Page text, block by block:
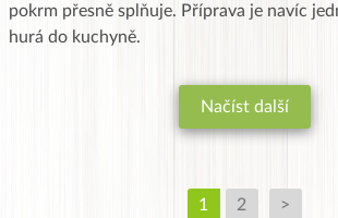
pokrm přesně splňuje. Příprava je navíc
hurá do kuchyně.
Načíst další
1 2 >